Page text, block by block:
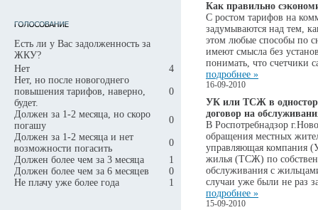
Есть ли у Вас задолженность за
ЖКУ?
Нет
4
Нет, но после новогоднего
повышения тарифов, наверно,
будет.
0
Должен за 1-2 месяца, но скоро
погашу
0
Должен за 1-2 месяца и нет
возможности погасить
0
Должен более чем за 3 месяца
1
Должен более чем за 6 месяцев
0
Не плачу уже более года
1
Как правильно
С ростом тарифов на
задумываются над тем,
этом любые способы по
имеют смысла без
понимать, что счетчики
подробнее »
16-09-2010
УК или ТСЖ в
договор на
В Роспотребнадзор
обращения местных
управляющая компания
жилья (ТСЖ) по
обслуживания с
случаи уже были не раз
подробнее »
15-09-2010